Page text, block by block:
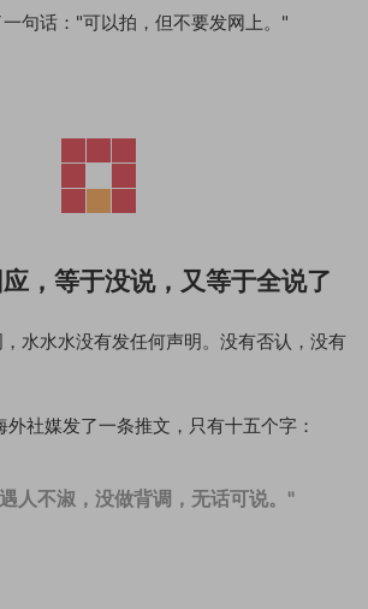
句话："可以拍，但不要发网上。"
，等于没说，又等于全说了
水水水没有发任何声明。没有否认，没有
社媒发了一条推文，只有十五个字：
人不淑，没做背调，无话可说。"